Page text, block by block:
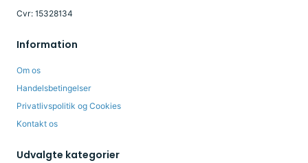
Cvr: 15328134
Information
Om os
Handelsbetingelser
Privatlivspolitik og Cookies
Kontakt os
Udvalgte kategorier